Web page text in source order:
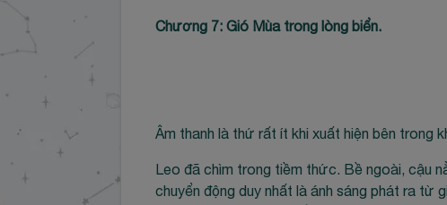
Chương 7: Gió Mùa trong lòng biển.
Âm thanh là thứ rất ít khi xuất hiện bên trong
Leo đã chìm trong tiềm thức. Bề ngoài, cậu
chuyển động duy nhất là ánh sáng phát ra từ